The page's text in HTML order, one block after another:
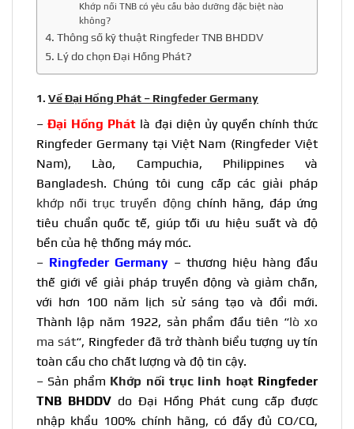
Khớp nối TNB có yêu cầu bảo dưỡng đặc biệt nào
không?
4. Thông số kỹ thuật Ringfeder TNB BHDDV
5. Lý do chọn Đại Hồng Phát?
1. Về Đại Hồng Phát – Ringfeder Germany
– Đại Hồng Phát là đại diện ủy quyền chính thức
Ringfeder Germany tại Việt Nam (Ringfeder Việt
Nam), Lào, Campuchia, Philippines và
Bangladesh. Chúng tôi cung cấp các giải pháp
khớp nối trục truyền động chính hãng, đáp ứng
tiêu chuẩn quốc tế, giúp tối ưu hiệu suất và độ
bền của hệ thống máy móc.
– Ringfeder Germany – thương hiệu hàng đầu
thế giới về giải pháp truyền động và giảm chấn,
với hơn 100 năm lịch sử sáng tạo và đổi mới.
Thành lập năm 1922, sản phẩm đầu tiên “lò xo
ma sát“, Ringfeder đã trở thành biểu tượng uy tín
toàn cầu cho chất lượng và độ tin cậy.
– Sản phẩm Khớp nối trục linh hoạtRingfeder
TNB BHDDV do Đại Hồng Phát cung cấp được
nhập khẩu 100% chính hãng, có đầy đủ CO/CQ,